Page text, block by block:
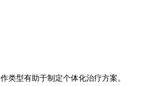
类型有助于制定个体化治疗方案。